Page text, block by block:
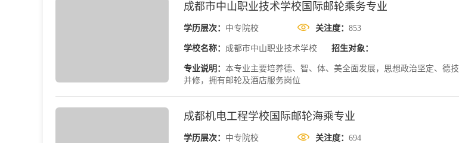
成都市中山职业技术学校国际邮轮乘务专业
学历层次： 中专院校 关注度： 853
学校名称： 成都市中山职业技术学校 招生对象：
专业说明： 本专业主要培养德、智、体、美全面发展，思想政治坚定、德技
并修，拥有邮轮及酒店服务岗位
成都机电工程学校国际邮轮海乘专业
学历层次： 中专院校 关注度： 694